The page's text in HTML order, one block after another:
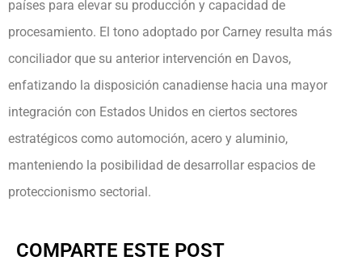
países para elevar su producción y capacidad de
procesamiento. El tono adoptado por Carney resulta más
conciliador que su anterior intervención en Davos,
enfatizando la disposición canadiense hacia una mayor
integración con Estados Unidos en ciertos sectores
estratégicos como automoción, acero y aluminio,
manteniendo la posibilidad de desarrollar espacios de
proteccionismo sectorial.
COMPARTE ESTE POST